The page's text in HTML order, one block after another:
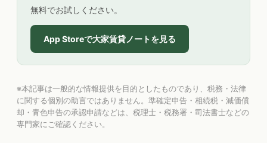
無料でお試しください。
App Storeで大家賃貸ノートを見る
※本記事は一般的な情報提供を目的としたものであり、税務・法律
に関する個別の助言ではありません。準確定申告・相続税・減価償
却・青色申告の承認申請などは、税理士・税務署・司法書士などの
専門家にご確認ください。